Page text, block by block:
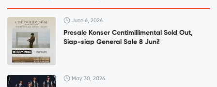
June 6, 2026
Presale Konser Centimillimental Sold Out,
Siap-siap General Sale 8 Juni!
May 30, 2026